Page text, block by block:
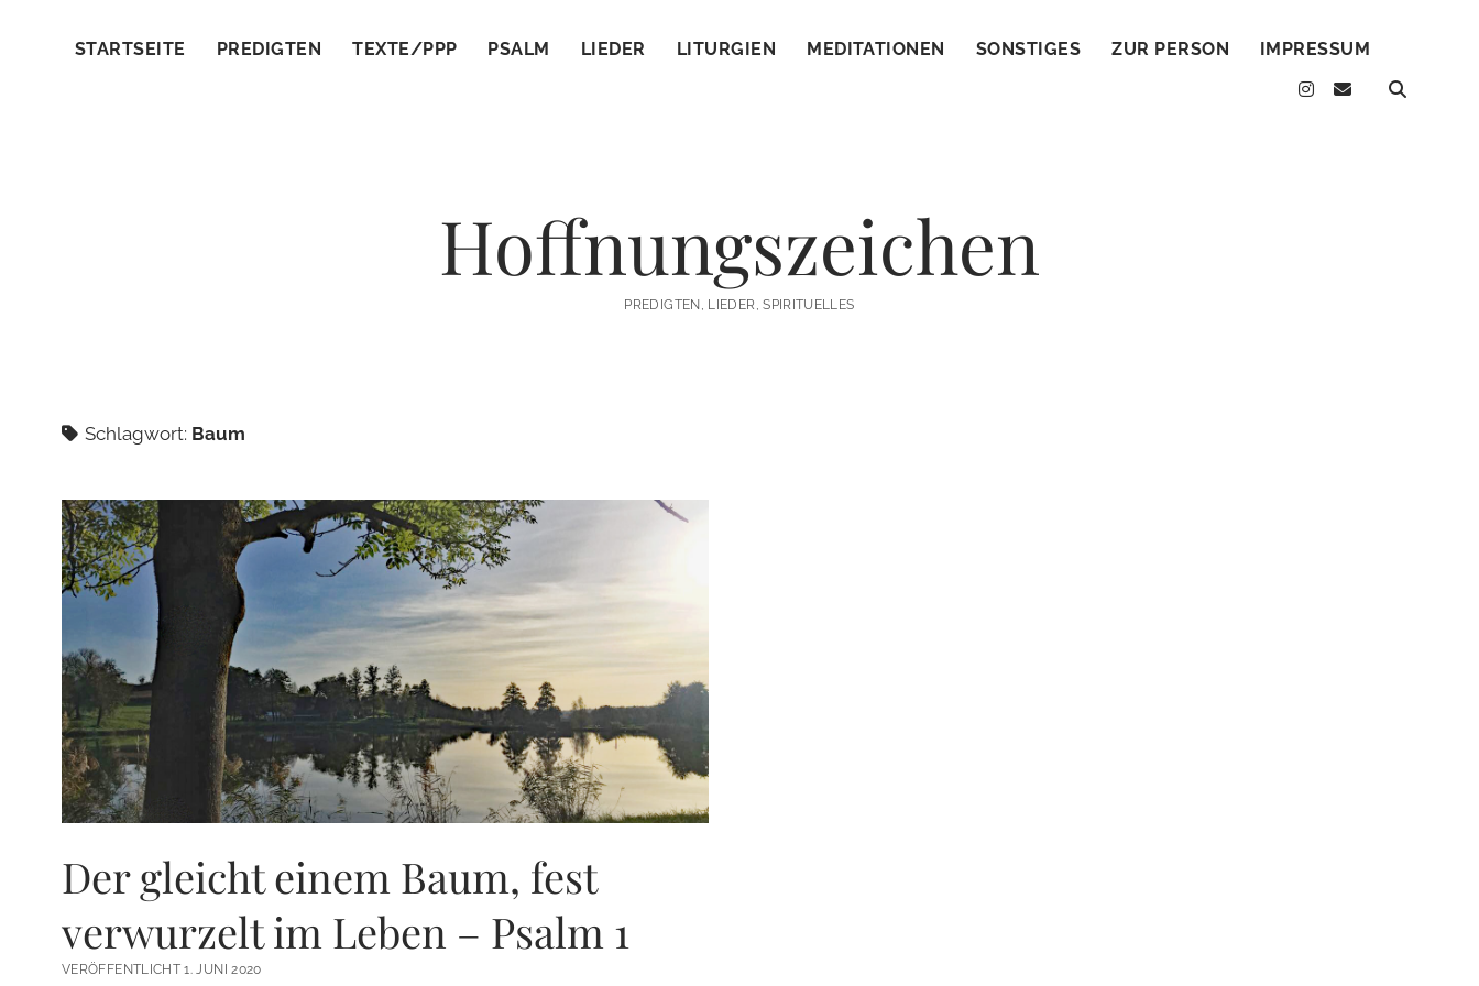
STARTSEITE PREDIGTEN TEXTE/PPP PSALM LIEDER LITURGIEN MEDITATIONEN SONSTIGES ZUR PERSON
IMPRESSUM
instagram
email
Hoffnungszeichen
PREDIGTEN, LIEDER, SPIRITUELLES
Schlagwort: Baum
Der gleicht einem Baum, fest
verwurzelt im Leben – Psalm 1
VERÖFFENTLICHT 1. JUNI 2020